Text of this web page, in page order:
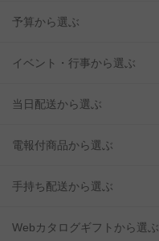
予算から選ぶ
イベント・行事から選ぶ
当日配送から選ぶ
電報付商品から選ぶ
手持ち配送から選ぶ
Webカタログギフトから選ぶ